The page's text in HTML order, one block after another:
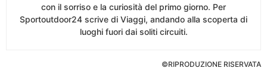
con il sorriso e la curiosità del primo giorno. Per
Sportoutdoor24 scrive di Viaggi, andando alla scoperta di
luoghi fuori dai soliti circuiti.
©RIPRODUZIONE RISERVATA